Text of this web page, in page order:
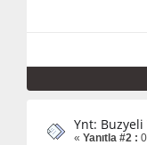
Ynt: Buzyeli
« Yanıtla #2 :